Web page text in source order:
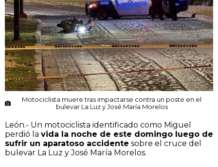
Motociclista muere tras impactarse contra un poste en el
bulevar La Luz y José María Morelos
León.- Un motociclista identificado como Miguel
perdió la vida la noche de este domingo luego de
sufrir un aparatoso accidente sobre el cruce del
bulevar La Luz y José María Morelos.